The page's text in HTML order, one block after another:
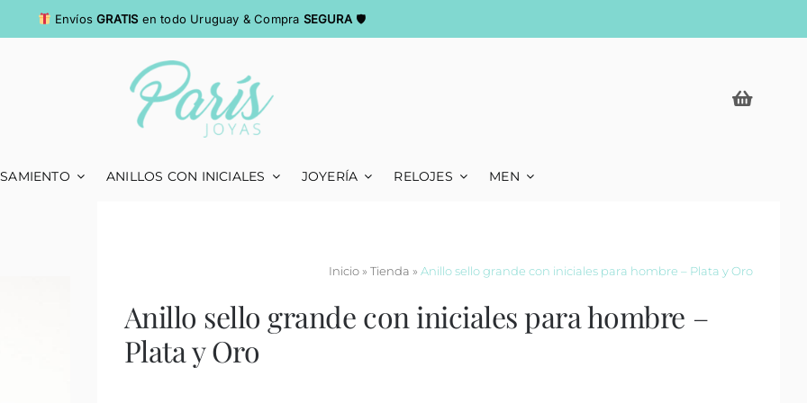
EnvíosGRATIS en todo Uruguay & Compra SEGURA🛡
ANILLOS CON INICIALES JOYERÍA RELOJES MEN
Inicio» Tienda » Anillo sello grande con iniciales para hombre – Plata y Oro
Anillo sello grande con iniciales para hombre –
Plata y Oro